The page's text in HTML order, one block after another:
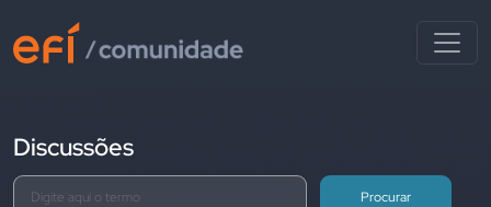
Discussões
Procurar